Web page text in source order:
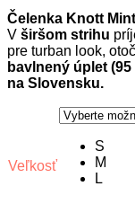
Čelenka Knott Mint
V širšom strihu
pre turban look,
bavlnený úplet
na Slovensku.
Veľkosť
S
M
L